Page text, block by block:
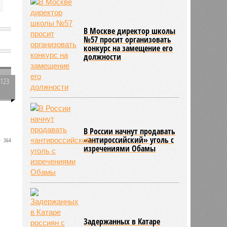
364
В Москве директор школы
№57 просит организовать
конкурс на замещение его
должности
В России начнут продавать
«антироссийский» уголь с
изречениями Обамы
Задержанных в Катаре